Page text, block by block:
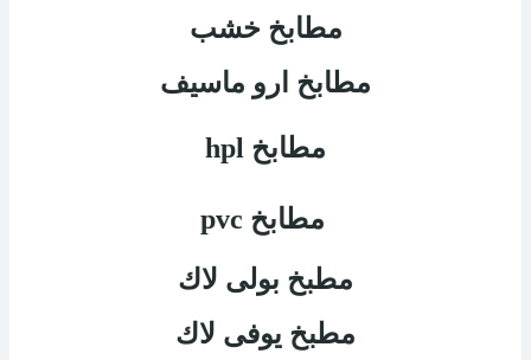
مطابخ خشب
مطابخ ارو ماسيف
مطابخ hpl
مطابخ pvc
مطبخ بولى لاك
مطبخ يوفى لاك